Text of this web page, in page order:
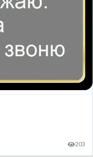
203